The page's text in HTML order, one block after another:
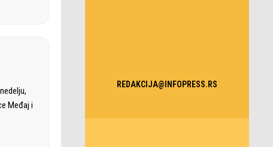
Međaj i
REDAKCIJA@INFOPRESS.RS